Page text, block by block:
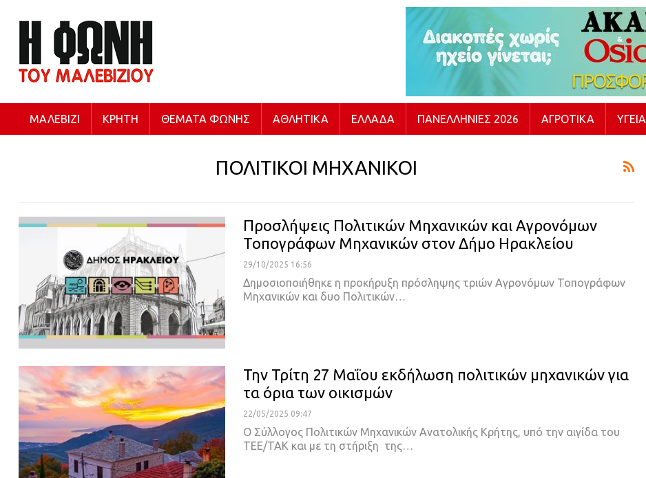
ΜΑΛΕΒΊΖΙ ΚΡΉΤΗ ΘΈΜΑΤΑ ΦΩΝΉΣ ΑΘΛΗΤΙΚΆ ΕΛΛΆΔΑ ΠΑΝΕΛΛΉΝΙΕΣ 2026 ΑΓΡΟΤΙΚΆ ΥΓΕΊΑ
ΠΟΛΙΤΙΚΟΙ ΜΗΧΑΝΙΚΟΙ
Προσλήψεις Πολιτικών Μηχανικών και Αγρονόμων
Τοπογράφων Μηχανικών στον Δήμο Ηρακλείου
29/10/2025 16:56
Δημοσιοποιήθηκε η προκήρυξη πρόσληψης τριών Αγρονόμων Τοπογράφων
Μηχανικών και δυο Πολιτικών…
Την Τρίτη 27 Μαΐου εκδήλωση πολιτικών μηχανικών για
τα όρια των οικισμών
22/05/2025 09:47
O Σύλλογος Πολιτικών Μηχανικών Ανατολικής Κρήτης, υπό την αιγίδα του
ΤΕΕ/ΤΑΚ και με τη στήριξη της…